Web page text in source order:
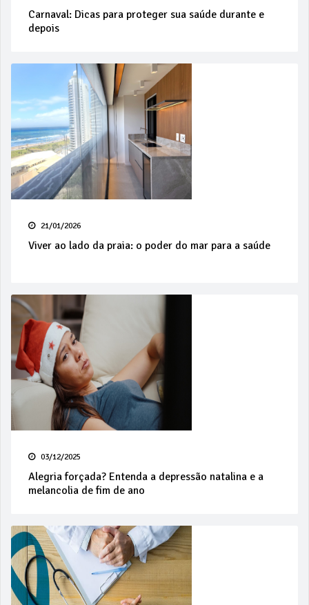
Carnaval: Dicas para proteger sua saúde durante e
depois
21/01/2026
Viver ao lado da praia: o poder do mar para a saúde
03/12/2025
Alegria forçada? Entenda a depressão natalina e a
melancolia de fim de ano